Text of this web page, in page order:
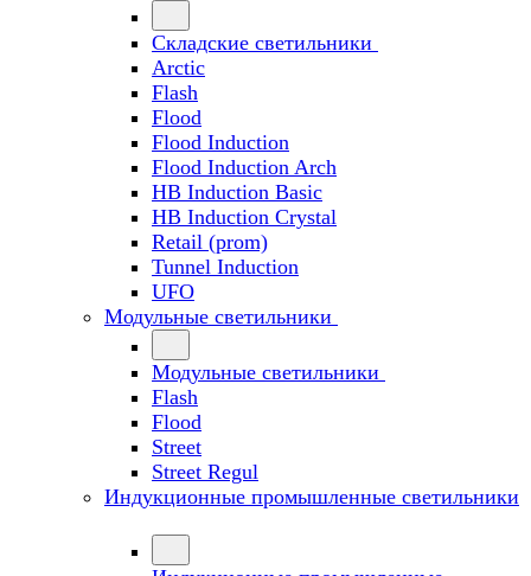
Складские светильники
Arctic
Flash
Flood
Flood Induction
Flood Induction Arch
HB Induction Basic
HB Induction Crystal
Retail (prom)
Tunnel Induction
UFO
Модульные светильники
Модульные светильники
Flash
Flood
Street
Street Regul
Индукционные промышленные светильники